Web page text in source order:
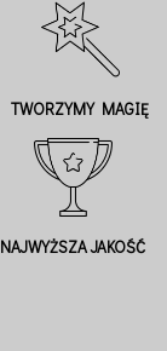
TWORZYMY MAGIĘ
NAJWYŻSZA JAKOŚĆ